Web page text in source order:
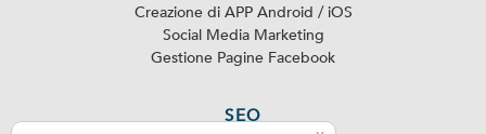
Creazione di APP Android / iOS
Social Media Marketing
Gestione Pagine Facebook
SEO